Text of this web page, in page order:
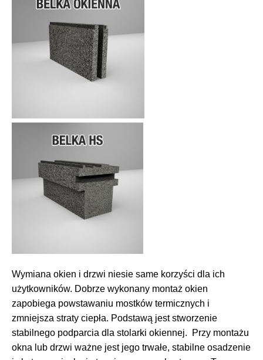
Wymiana okien i drzwi niesie same korzyści dla ich
użytkowników. Dobrze wykonany montaż okien
zapobiega powstawaniu mostków termicznych i
zmniejsza straty ciepła. Podstawą jest stworzenie
stabilnego podparcia dla stolarki okiennej. Przy montażu
okna lub drzwi ważne jest jego trwałe, stabilne osadzenie